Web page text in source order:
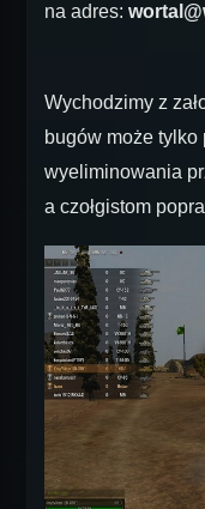
na adres:
Wychodzimy z
bugów może
wyeliminowania
a czołgistom